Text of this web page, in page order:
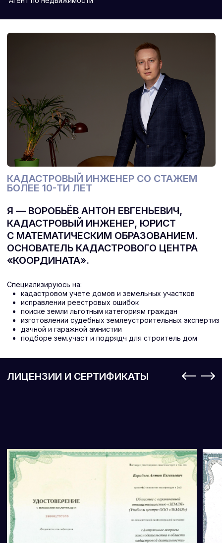
Имя
Номер телефона
+7
Я согласен с политикой
конфиденциальности
ЗАПИСАТЬСЯ НА КОНСУЛЬТАЦИЮ
НАВИГАЦИЯ
КАДАСТРОВОЕ БЮРО
ПРОГРАММА «МНОГОДЕТНАЯ СЕМЬЯ»
ПОДБОР ЗЕМЕЛЬНЫХ УЧАСТКОВ
E-MAIL
TELEGRAM
WHATSAPP
YOUTUBE
ПОЗВОНИТЬ